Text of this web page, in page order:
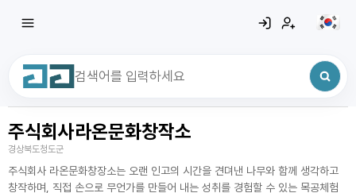
최근 검색어
주식회사라온문화창작소
경상북도청도군
주식회사 라온문화창장소는 오랜 인고의 시간을 견뎌낸 나무와 함께 생각하고
창작하며, 직접 손으로 무언가를 만들어 내는 성취를 경험할 수 있는 목공체험